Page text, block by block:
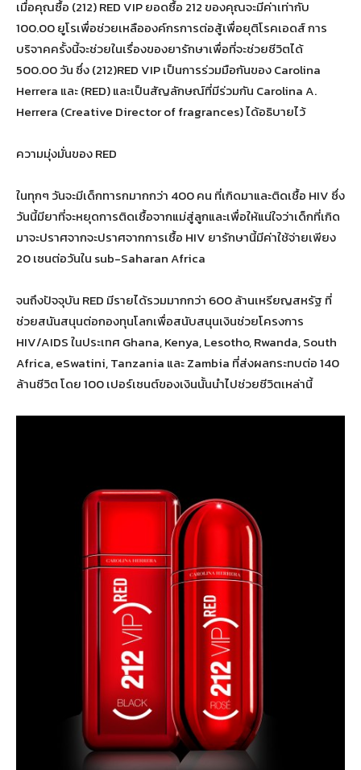
เมื่อคุณซื้อ (212) RED VIP ยอดซื้อ 212 ของคุณจะมีค่าเท่ากับ
100.00 ยูโรเพื่อช่วยเหลือองค์กรการต่อสู้เพื่อยุติโรคเอดส์ การ
บริจาคครั้งนี้จะช่วยในเรื่องของยารักษาเพื่อที่จะช่วยชีวิตได้
500.00 วัน ซึ่ง (212)RED VIP เป็นการร่วมมือกันของ Carolina
Herrera และ (RED) และเป็นสัญลักษณ์ที่มีร่วมกัน Carolina A.
Herrera (Creative Director of fragrances) ได้อธิบายไว้
ความมุ่งมั่นของ RED
ในทุกๆ วันจะมีเด็กทารกมากกว่า 400 คน ที่เกิดมาและติดเชื้อ HIV ซึ่ง
วันนี้มียาที่จะหยุดการติดเชื้อจากแม่สู่ลูกและเพื่อให้แน่ใจว่าเด็กที่เกิด
มาจะปราศจากจะปราศจากการเชื้อ HIV ยารักษานี้มีค่าใช้จ่ายเพียง
20 เซนต่อวันใน sub-Saharan Africa
จนถึงปัจจุบัน RED มีรายได้รวมมากกว่า 600 ล้านเหรียญสหรัฐ ที่
ช่วยสนันสนุนต่อกองทุนโลกเพื่อสนับสนุนเงินช่วยโครงการ
HIV/AIDS ในประเทศ Ghana, Kenya, Lesotho, Rwanda, South
Africa, eSwatini, Tanzania และ Zambia ที่ส่งผลกระทบต่อ 140
ล้านชีวิต โดย 100 เปอร์เซนต์ของเงินนั้นนำไปช่วยชีวิตเหล่านี้